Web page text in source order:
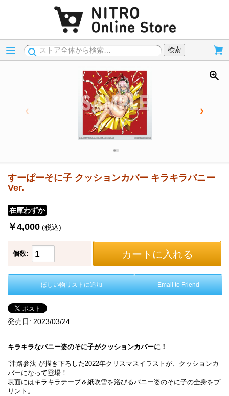
Menu
検索
すーぱーそに子 クッションカバー キラキラバニー
Ver.
在庫わずか
￥4,000 (税込)
個数: カートに入れる
ほしい物リストに追加 Email to Friend
発売日: 2023/03/24
キラキラなバニー姿のそに子がクッションカバーに！
“津路参汰”が描き下ろした2022年クリスマスイラストが、クッションカ
バーになって登場！
表面にはキラキラテープ＆紙吹雪を浴びるバニー姿のそに子の全身をプ
リント。